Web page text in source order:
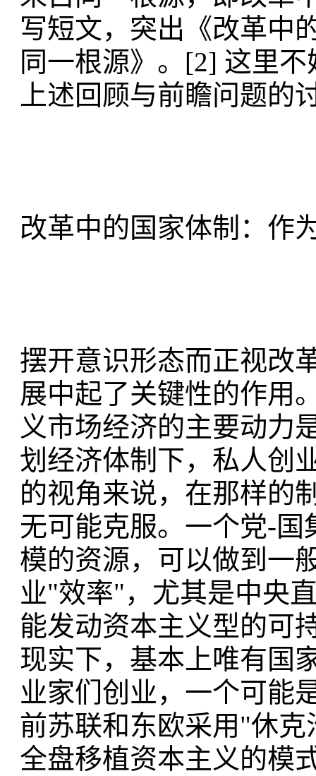
写短文，突出《改革中
同一根源》。[2] 这里
上述回顾与前瞻问题的
改革中的国家体制：作
摆开意识形态而正视改
展中起了关键性的作用
义市场经济的主要动力
划经济体制下，私人创
的视角来说，在那样的
无可能克服。一个党-
模的资源，可以做到一
业"效率"，尤其是中央
能发动资本主义型的可
现实下，基本上唯有国
业家们创业，一个可能
前苏联和东欧采用"休
全盘移植资本主义的模